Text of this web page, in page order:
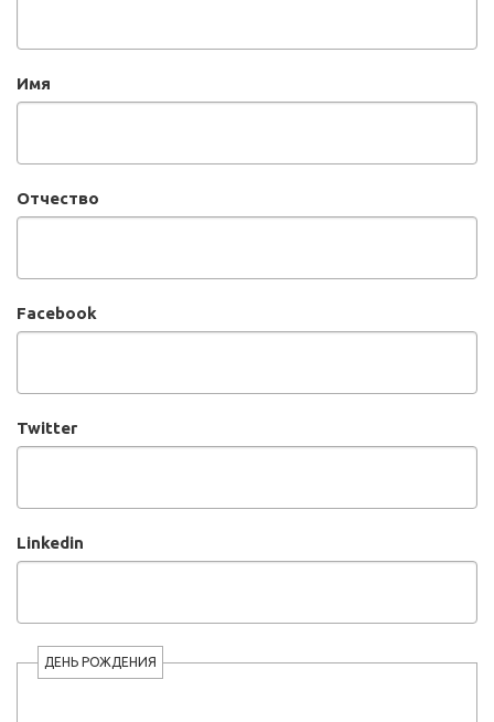
Имя
Отчество
Facebook
Twitter
Linkedin
ДЕНЬ РОЖДЕНИЯ